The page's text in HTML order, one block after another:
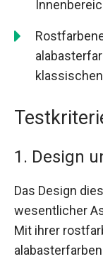
1. Design
Das Design
wesentlicher
Mit ihrer